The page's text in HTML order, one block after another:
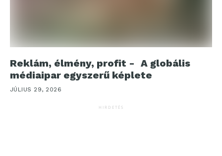
Reklám, élmény, profit - A globális
médiaipar egyszerű képlete
JÚLIUS 29, 2026
HIRDETÉS